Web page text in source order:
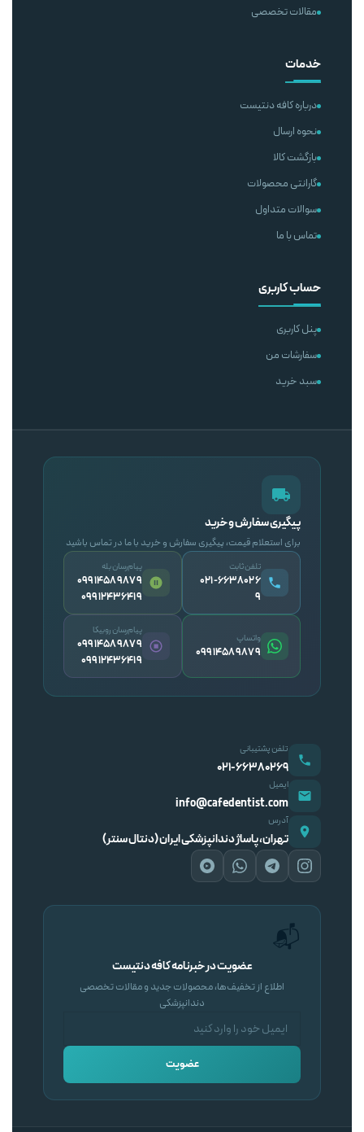
مقالات تخصصی
خدمات
درباره کافه دنتیست
نحوه ارسال
بازگشت کالا
گارانتی محصولات
سوالات متداول
تماس با ما
حساب کاربری
پنل کاربری
سفارشات من
سبد خرید
پیگیری سفارش و خرید
برای استعلام قیمت، پیگیری سفارش و خرید با ما در تماس باشید
تلفن ثابت
۰۲۱-۶۶۳۸۰۲۶
۹
پیام‌رسان بله
09914589879
09912436419
واتساپ
09914589879
پیام‌رسان روبیکا
09914589879
09912436419
تلفن پشتیبانی
۰۲۱-۶۶۳۸۰۲۶۹
ایمیل
info@cafedentist.com
آدرس
تهران، پاساژ دندانپزشکی ایران (دنتال سنتر)
📬
عضویت در خبرنامه کافه دنتیست
اطلاع از تخفیف‌ها، محصولات جدید و مقالات تخصصی
دندانپزشکی
عضویت